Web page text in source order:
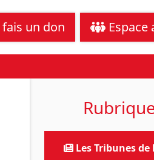
juridique Nous
fais un don
Les Tribunes de